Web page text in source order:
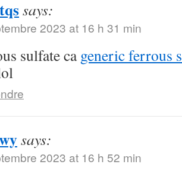
says:
2023 at 16 h 31 min
sulfate cageneric ferrous
says:
2023 at 16 h 52 min